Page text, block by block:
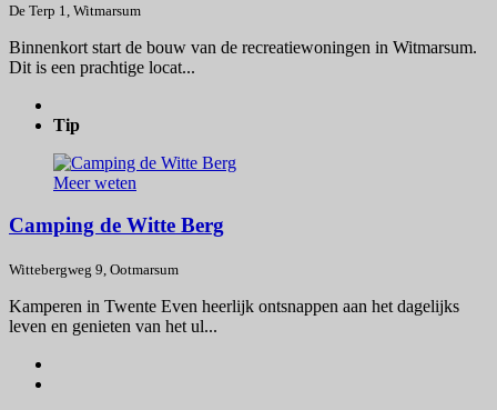
De Terp 1, Witmarsum
Binnenkort start de bouw van de recreatiewoningen in Witmarsum.
Dit is een prachtige locat...
Tip
Meer weten
Camping de Witte Berg
Wittebergweg 9, Ootmarsum
Kamperen in Twente Even heerlijk ontsnappen aan het dagelijks
leven en genieten van het ul...